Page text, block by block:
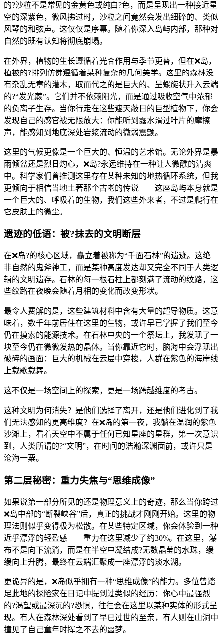
的?沙粒不是常见的金黄色或纯白?色，而是呈现出一种接近星
空的深紫色，微风拂过时，沙粒之间竟然会发出细碎的、类似
风琴的和弦声。这仅仅是序幕。随着你深入岛屿内部，那种对
自然的既有认知将彻底崩塌。
在外界，植物的生长遵循着光合作用与季节更替，但在❌岛，
植被的?排列仿佛遵循着某种复杂的几何美学。这里的森林没
有杂乱无章的灌木，取而代之的是巨大的、呈螺旋状升入云端
的?“发光蕨”。它们并不依赖阳光，而是通过吸收空气中浓郁
的负离子生存。当你行走在这些遮天蔽日的巨型植物下，你会
发现自己的感官被无限放大：你能听到露水滑过叶片的摩擦
声，能感知到地底深处岩浆流动的微弱震颤。
这里的气候更像是一个巨大的、恒温的艺术馆。无论外界是暴
雨倾盆还是烈日灼心，❌岛?永远维持在一种让人微醺的清爽
中。科学家们曾推测这里存在某种未知的地热循环系统，但我
更倾向于相信当地土著那个古老的传说——这座岛屿本身就是
一个巨大的、呼吸着的生物，我们这些外来者，不过是爬行在
它皮肤上的微尘。
遗迹的低语：被?抹去的文明断层
在❌岛?的核心区域，矗立着被称为“千面石林”的遗迹。这绝
非自然的鬼斧神工，而是某种高度发达却又完全不同于人类逻
辑的文明遗存。石林的每一根石柱上都刻满了流动的纹路，这
些纹路在夜晚会随着月相的变化而改变形状。
最令人费解的是，这些建筑材料中含有大量的超导物质。这意
味着，数千年前居住在这里的生物，或许早已掌握了我们至今
仍在摸索的能源技术。在石林中央的一个祭坛上，我发现了一
块至今仍在微微发热的晶体。当你靠近它时，脑海中会浮现出
破碎的画面：巨大的机械在云层中穿梭，人群在紫色的海岸线
上载歌载舞。
这不仅是一场空间上的探索，更是一场跨越维度的考古。
这种文明为何消失？是他们选择了离开，还是他们进化到了我
们无法感知的更高维度？在❌岛的第一夜，我躺在温润的紫色
沙滩上，看着天空中不属于任何已知星座的星群，第一次意识
到，人类所谓的?“文明”，在时间的浩瀚深渊面前，或许只是
沧海一粟。
第二层秘密：重力失焦与“思维成像”
如果说第一部分所见的还是物理意义上的奇迹，那么当你跨过
❌岛中部的“断裂峡谷”后，真正的挑战才刚刚开始。这里的物
理法则似乎变得极为松散。在某些特定区域，你会体验到一种
近乎漂浮的轻盈感——重力在这里减少了约30%。在这里，瀑
布不是向下流淌，而是在半空中凝结成?无数晶莹的水珠，缓
缓向上升腾，最终在云端汇聚成一座漂浮的淡水湖。
更诡异的是，❌岛似乎拥有一种“思维成像”的能力。多位曾踏
足此地的探险家在日记中提到过类似的经历：你心中最强烈
的?渴望或最深沉的?恐惧，往往会在这里以某种实体的形式呈
现。有人在森林深处看到了早已过世的至亲，有人则在山洞中
撞见了自己童年时挥之不去的噩梦。